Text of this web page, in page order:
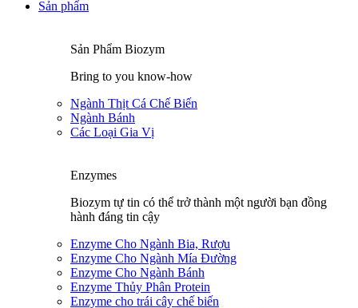
Sản phẩm
Sản Phẩm Biozym
Bring to you know-how
Ngành Thịt Cá Chế Biến
Ngành Bánh
Các Loại Gia Vị
Enzymes
Biozym tự tin có thể trở thành một người bạn đồng
hành đáng tin cậy
Enzyme Cho Ngành Bia, Rượu
Enzyme Cho Ngành Mía Đường
Enzyme Cho Ngành Bánh
Enzyme Thủy Phân Protein
Enzyme cho trái cây chế biến